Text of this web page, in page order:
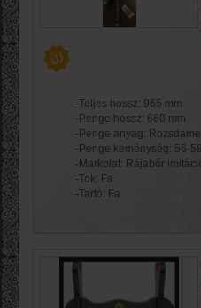
-Teljes hossz: 965 mm
-Penge hossz: 660 mm
-Penge anyag:
-Penge keménység: 56-
-Markolat: Rájabőr
-Tok: Fa
-Tartó: Fa